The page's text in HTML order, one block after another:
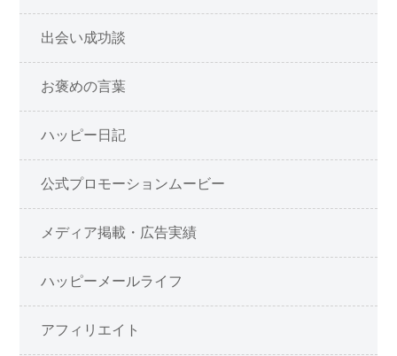
出会い成功談
お褒めの言葉
ハッピー日記
公式プロモーションムービー
メディア掲載・広告実績
ハッピーメールライフ
アフィリエイト